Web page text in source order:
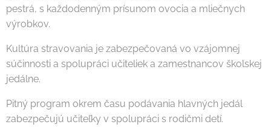
pestrá, s každodenným prísunom ovocia a mliečnych
výrobkov.
Kultúra stravovania je zabezpečovaná vo vzájomnej
súčinnosti a spolupráci učiteliek a zamestnancov školskej
jedálne.
Pitný program okrem času podávania hlavných jedál
zabezpečujú učiteľky v spolupráci s rodičmi detí.